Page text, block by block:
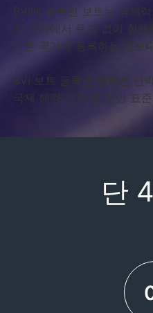
BVI에 등록된 보트는 국제
의 국가에서 문제 없이 항
다른 국가에 등록하는 것보
BVI 보트 등록은 등록된 선
국제 해양 안전 및 보안 표
단